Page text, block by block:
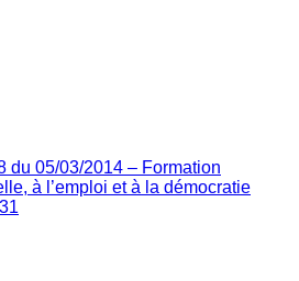
du 05/03/2014 – Formation
à l’emploi et à la démocratie